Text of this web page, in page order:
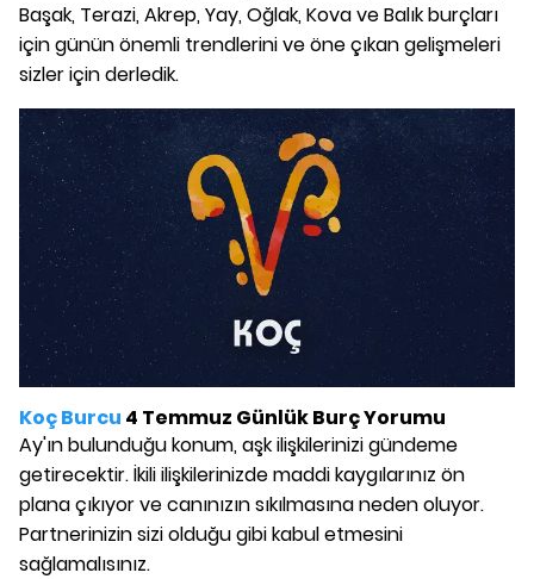
Başak, Terazi, Akrep, Yay, Oğlak, Kova ve Balık burçları
için günün önemli trendlerini ve öne çıkan gelişmeleri
sizler için derledik.
Koç Burcu 4 Temmuz Günlük Burç Yorumu
Ay'ın bulunduğu konum, aşk ilişkilerinizi gündeme
getirecektir. İkili ilişkilerinizde maddi kaygılarınız ön
plana çıkıyor ve canınızın sıkılmasına neden oluyor.
Partnerinizin sizi olduğu gibi kabul etmesini
sağlamalısınız.